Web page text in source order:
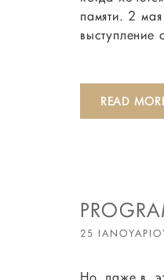
памяти. 2
READ
25
Но даже в